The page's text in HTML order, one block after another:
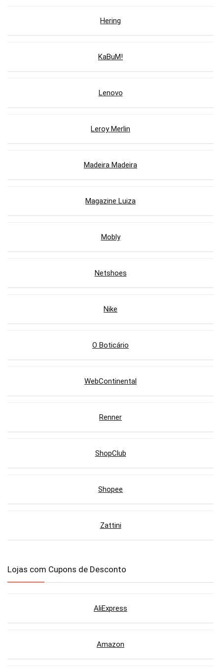
Hering
KaBuM!
Lenovo
Leroy Merlin
Madeira Madeira
Magazine Luiza
Mobly
Netshoes
Nike
O Boticário
WebContinental
Renner
ShopClub
Shopee
Zattini
Lojas com Cupons de Desconto
AliExpress
Amazon